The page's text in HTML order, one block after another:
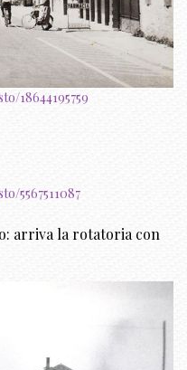
18644195759
5567511087
arriva la rotatoria con